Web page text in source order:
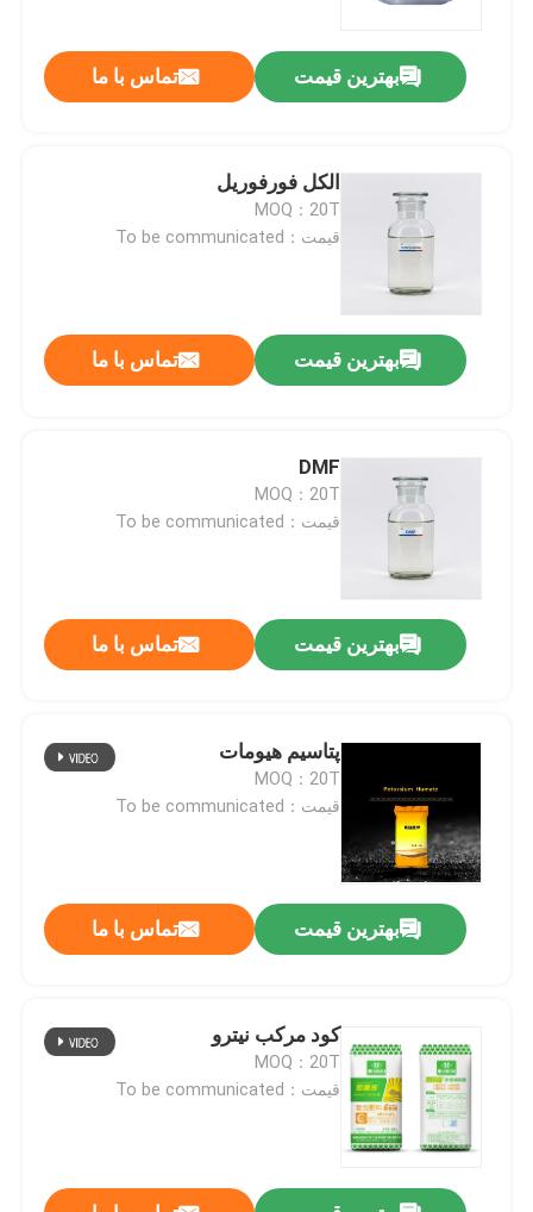
صفحه اصلی
محصولات
فیلم های
بهترین قیمت تماس با ما
الکل فورفوریل
MOQ：20T
قیمت：To be communicated
بهترین قیمت تماس با ما
DMF
MOQ：20T
قیمت：To be communicated
بهترین قیمت تماس با ما
پتاسیم هیومات
MOQ：20T
قیمت：To be communicated
بهترین قیمت تماس با ما
کود مرکب نیترو
MOQ：20T
قیمت：To be communicated